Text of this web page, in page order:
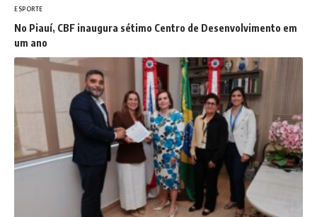
ESPORTE
No Piauí, CBF inaugura sétimo Centro de Desenvolvimento em
um ano